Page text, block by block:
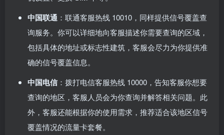
中国联通 ：联通客服热线 10010，同样提供信号覆盖查
询服务。你可以详细地向客服描述你需要查询的区域，
包括具体的地址或标志性建筑，客服会尽力为你提供准
确的信号覆盖信息。
中国电信：拨打电信客服热线 10000，告知客服你想要
查询的地区，客服人员会为你查询并解答相关问题。此
外，客服还能根据你的使用需求，推荐适合该地区信号
覆盖情况的流量卡套餐。